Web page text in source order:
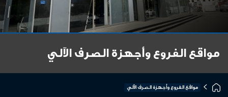
مواقع الفروع وأجهزة الصرف الآلي
مواقع الفروع وأجهزة الصرف الآلي